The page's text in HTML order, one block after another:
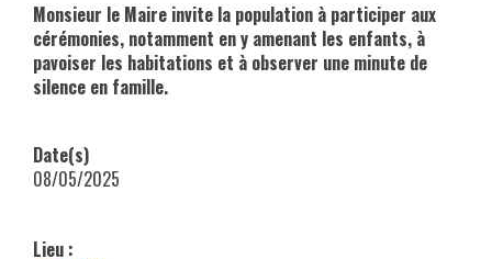
Monsieur le Maire invite la population à participer aux
cérémonies, notamment en y amenant les enfants, à
pavoiser les habitations et à observer une minute de
silence en famille.
Date(s)
08/05/2025
Lieu :